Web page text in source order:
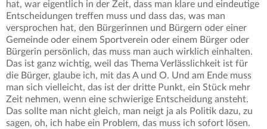
hat, war eigentlich in der Zeit, dass man klare und eindeutige
Entscheidungen treffen muss und dass das, was man
versprochen hat, den Bürgerinnen und Bürgern oder einer
Gemeinde oder einem Sportverein oder einem Bürger oder
Bürgerin persönlich, das muss man auch wirklich einhalten.
Das ist ganz wichtig, weil das Thema Verlässlichkeit ist für
die Bürger, glaube ich, mit das A und O. Und am Ende muss
man sich vielleicht, das ist der dritte Punkt, ein Stück mehr
Zeit nehmen, wenn eine schwierige Entscheidung ansteht.
Das sollte man nicht gleich, man neigt ja als Politik dazu, zu
sagen, oh, ich habe ein Problem, das muss ich sofort lösen.